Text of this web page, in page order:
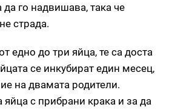
да го надвишава, така че
страда.
едно до три яйца, те са доста
се инкубират един месец,
на двамата родители.
яйца с прибрани крака и за да